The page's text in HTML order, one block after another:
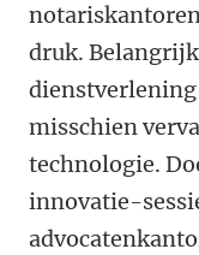
druk.
misschien
technologie.
innovatie-